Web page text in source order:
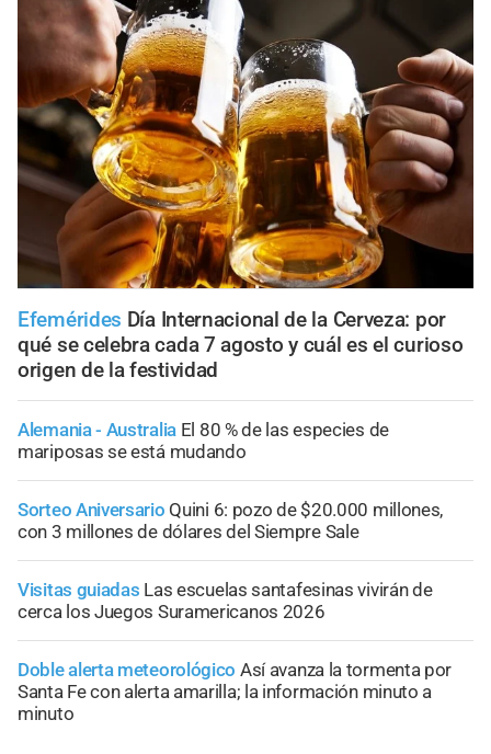
Efemérides Día Internacional de la Cerveza: por
qué se celebra cada 7 agosto y cuál es el curioso
origen de la festividad
Alemania - Australia El 80 % de las especies de
mariposas se está mudando
Sorteo Aniversario Quini 6: pozo de $20.000 millones,
con 3 millones de dólares del Siempre Sale
Visitas guiadas Las escuelas santafesinas vivirán de
cerca los Juegos Suramericanos 2026
Doble alerta meteorológico Así avanza la tormenta por
Santa Fe con alerta amarilla; la información minuto a
minuto